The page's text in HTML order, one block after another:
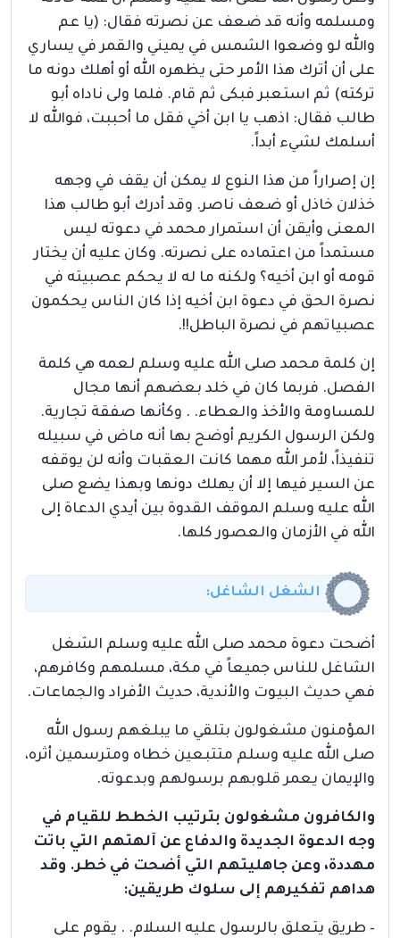
ومسلمه وأنه قد ضعف عن نصرته فقال: (يا عم
والله لو وضعوا الشمس في يميني والقمر في يساري
على أن أترك هذا الأمر حتى يظهره الله أو أهلك دونه ما
تركته) ثم استعبر فبكى ثم قام. فلما ولى ناداه أبو
طالب فقال: اذهب يا ابن أخي فقل ما أحببت، فوالله لا
أسلمك لشيء أبداً.
إن إصراراً من هذا النوع لا يمكن أن يقف في وجهه
خذلان خاذل أو ضعف ناصر. وقد أدرك أبو طالب هذا
المعنى وأيقن أن استمرار محمد في دعوته ليس
مستمداً من اعتماده على نصرته. وكان عليه أن يختار
قومه أو ابن أخيه؟ ولكنه ما له لا يحكم عصبيته في
نصرة الحق في دعوة ابن أخيه إذا كان الناس يحكمون
عصبياتهم في نصرة الباطل!!.
إن كلمة محمد صلى الله عليه وسلم لعمه هي كلمة
الفصل. فربما كان في خلد بعضهم أنها مجال
للمساومة والأخذ والعطاء. . وكأنها صفقة تجارية.
ولكن الرسول الكريم أوضح بها أنه ماض في سبيله
تنفيذاً، لأمر الله مهما كانت العقبات وأنه لن يوقفه
عن السير فيها إلا أن يهلك دونها وبهذا يضع صلى
الله عليه وسلم الموقف القدوة بين أيدي الدعاة إلى
الله في الأزمان والعصور كلها.
الشغل الشاغل:
أضحت دعوة محمد صلى الله عليه وسلم الشغل
الشاغل للناس جميعاً في مكة، مسلمهم وكافرهم،
فهي حديث البيوت والأندية، حديث الأفراد والجماعات.
المؤمنون مشغولون بتلقي ما يبلغهم رسول الله
صلى الله عليه وسلم متتبعين خطاه ومترسمين أثره،
والإيمان يعمر قلوبهم برسولهم وبدعوته.
والكافرون مشغولون بترتيب الخطط للقيام في
وجه الدعوة الجديدة والدفاع عن آلهتهم التي باتت
مهددة، وعن جاهليتهم التي أضحت في خطر. وقد
هداهم تفكيرهم إلى سلوك طريقين:
– طريق يتعلق بالرسول عليه السلام. . يقوم على